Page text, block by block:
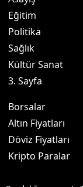
Eğitim
Politika
Sağlık
Kültür Sanat
3. Sayfa
Borsalar
Altın Fiyatları
Döviz Fiyatları
Kripto Paralar